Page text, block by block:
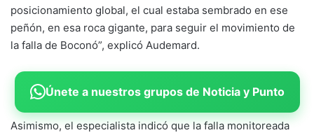
posicionamiento global, el cual estaba sembrado en ese
peñón, en esa roca gigante, para seguir el movimiento de
la falla de Boconó”, explicó Audemard.
Únete a nuestros grupos de Noticia y Punto
Asimismo, el especialista indicó que la falla monitoreada